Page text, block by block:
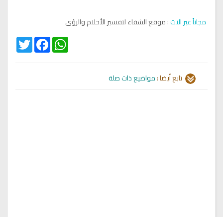
مجاناً عبر النت: موقع الشفاء لتفسير الأحلام والرؤى
Twitter
FacebookWhatsApp
تابع أيضا :مواضيع ذات صلة